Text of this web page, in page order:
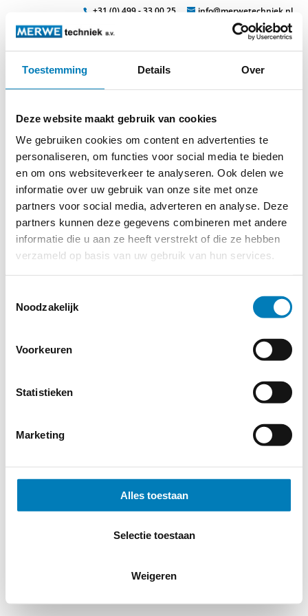
Toestemming Details Over
Deze website maakt gebruik van cookies
We gebruiken cookies om content en advertenties te
personaliseren, om functies voor social media te bieden
en om ons websiteverkeer te analyseren. Ook delen we
informatie over uw gebruik van onze site met onze
partners voor social media, adverteren en analyse. Deze
partners kunnen deze gegevens combineren met andere
informatie die u aan ze heeft verstrekt of die ze hebben
verzameld op basis van uw gebruik van hun services.
Noodzakelijk
Voorkeuren
Statistieken
Marketing
Alles toestaan
Selectie toestaan
Weigeren
+31 (0) 499 - 33 00 25 info@merwetechniek.nl
Veelzijdig in elektrotechnische producten
kabelb10
© 2026MERWEtechniek B.V.-Disclaimer- Privacy Policy